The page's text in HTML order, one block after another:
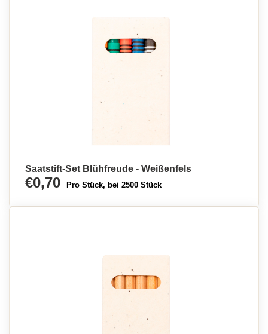
Saatstift-Set Blühfreude - Weißenfels
€0,70 Pro Stück, bei 2500 Stück